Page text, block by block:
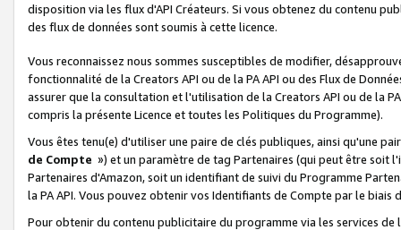
disposition via les flux d'API Créateurs. Si vous obtenez du contenu
des flux de données sont soumis à cette licence.
Vous reconnaissez nous sommes susceptibles de modifier,
fonctionnalité de la Creators API ou de la PA API ou des Flux de
assurer que la consultation et l'utilisation de la Creators API ou de la
compris la présente Licence et toutes les Politiques du Programme).
Vous êtes tenu(e) d'utiliser une paire de clés publiques, ainsi qu'une
de Compte ») et un paramètre de tag Partenaires (qui peut être soit
Partenaires d'Amazon, soit un identifiant de suivi du Programme
la PA API. Vous pouvez obtenir vos Identifiants de Compte par le biais
Pour obtenir du contenu publicitaire du programme via les services